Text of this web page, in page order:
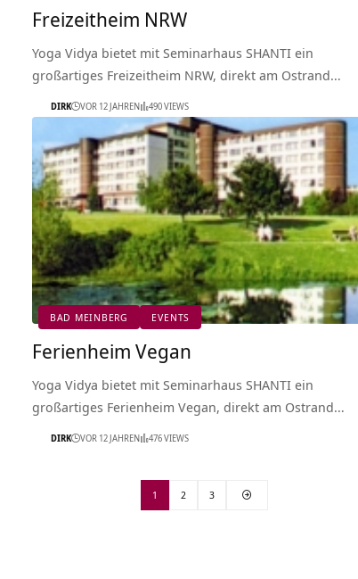
Freizeitheim NRW
Yoga Vidya bietet mit Seminarhaus SHANTI ein
großartiges Freizeitheim NRW, direkt am Ostrand…
DIRK VOR 12 JAHREN 490 VIEWS
BAD MEINBERG EVENTS
Ferienheim Vegan
Yoga Vidya bietet mit Seminarhaus SHANTI ein
großartiges Ferienheim Vegan, direkt am Ostrand…
DIRK VOR 12 JAHREN 476 VIEWS
1 2 3